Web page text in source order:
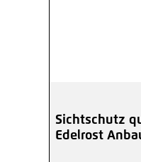
Sichtschutz
Edelrost